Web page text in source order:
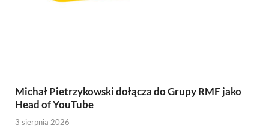
Michał Pietrzykowski dołącza do Grupy RMF jako
Head of YouTube
3 sierpnia 2026